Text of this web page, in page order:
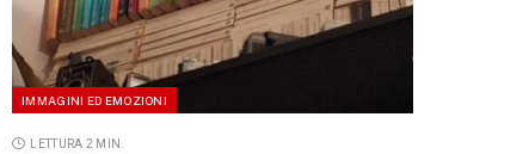
IMMAGINI ED EMOZIONI
LETTURA 2 MIN.